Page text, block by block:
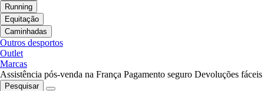
Running
Equitação
Caminhadas
Outros desportos
Outlet
Marcas
Assistência pós-venda na França Pagamento seguro Devoluções fáceis
Pesquisar